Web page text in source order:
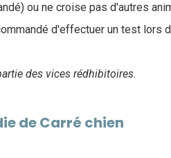
ou ne croise pas d'autres
d'effectuer un test lors
des vices rédhibitoires.
de Carré chien